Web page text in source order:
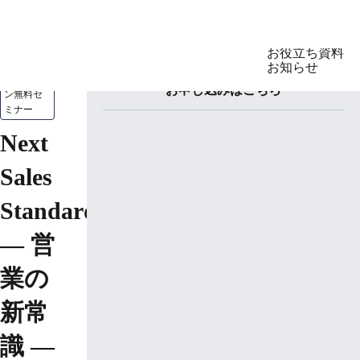
製品
お役立ち資料
お知らせ
ン無料セ
ミナー
Next
Sales
Standard
— 営
業の
新常
識 —
お申し込みはこちら